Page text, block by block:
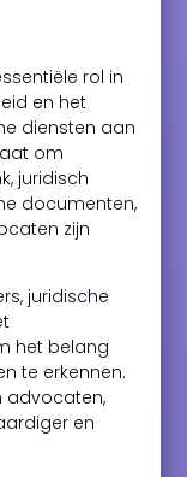
rol in
en het
diensten aan
om
juridisch
documenten,
zijn
juridische
het belang
te erkennen.
advocaten,
en